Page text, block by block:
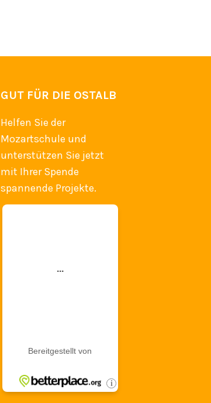
GUT FÜR DIE OSTALB
Helfen Sie der
Mozartschule und
unterstützen Sie jetzt
mit Ihrer Spende
spannende Projekte.